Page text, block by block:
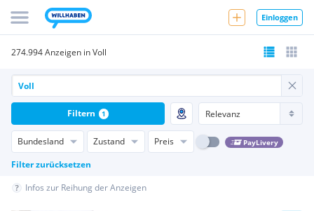
Einloggen
274.994 Anzeigen in Voll
Bundesland Zustand Preis PayLivery
Filter zurücksetzen
Filtern 1
Infos zur Reihung der Anzeigen